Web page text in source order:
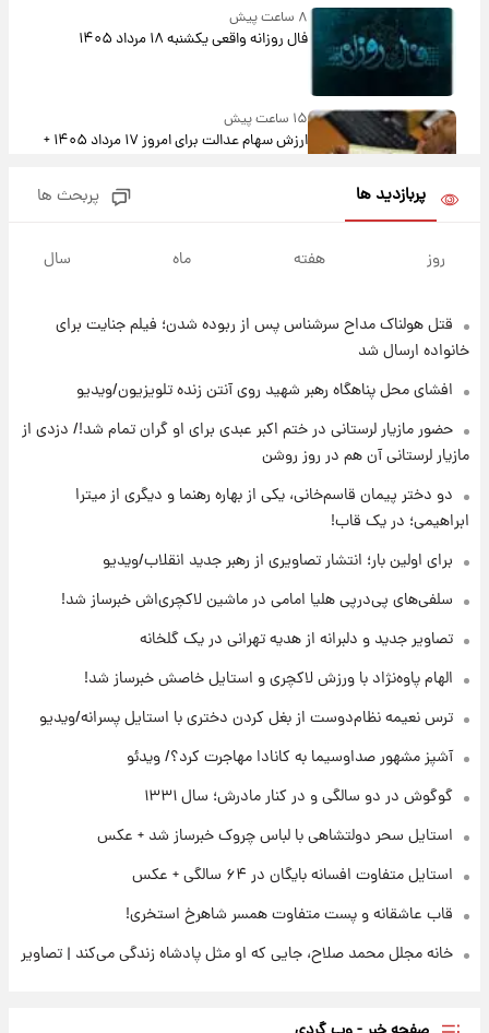
۸ ساعت پیش
فال روزانه واقعی یکشنبه ۱۸ مرداد ۱۴۰۵
۱۵ ساعت پیش
ارزش سهام عدالت برای امروز ۱۷ مرداد ۱۴۰۵ +
۱۹ ساعت پیش
۱۹ ساعت پیش
برای اولین بار؛ انتشار تصاویری از رهبر جدید
انقلاب/ویدیو
تصاویر عمامه بستن به شیوه خاتمی/ویدیو
۲۲ ساعت پیش
افشای محل پناهگاه‌ رهبر شهید روی آنتن زنده
تلویزیون/ویدیو
۲۳ ساعت پیش
ثریا اسفندیاری بعد از طلاق و در دیدار با گروه
پربازدید ها پربحث ها
روز هفته ماه سال
قتل هولناک مداح سرشناس پس از ربوده شدن؛ فیلم جنایت برای
خانواده ارسال شد
افشای محل پناهگاه‌ رهبر شهید روی آنتن زنده تلویزیون/ویدیو
حضور مازیار لرستانی در ختم اکبر عبدی برای او گران تمام شد!/ دزدی از
مازیار لرستانی آن هم در روز روشن
دو دختر پیمان قاسم‌خانی، یکی از بهاره رهنما و دیگری از میترا
ابراهیمی؛ در یک قاب!
برای اولین بار؛ انتشار تصاویری از رهبر جدید انقلاب/ویدیو
سلفی‌های پی‌درپی هلیا امامی در ماشین لاکچری‌اش خبرساز شد!
تصاویر جدید و دلبرانه از هدیه تهرانی در یک گلخانه
الهام پاوه‌نژاد با ورزش لاکچری و استایل خاصش خبرساز شد!
ترس نعیمه نظام‌دوست از بغل کردن دختری با استایل پسرانه/ویدیو
آشپز مشهور صداوسیما به کانادا مهاجرت کرد؟/ ویدئو
گوگوش در دو سالگی و در کنار مادرش؛ سال ۱۳۳۱
استایل سحر دولتشاهی با لباس چروک خبرساز شد + عکس
استایل متفاوت افسانه بایگان در ۶۴ سالگی + عکس
قاب عاشقانه و پست متفاوت همسر شاهرخ استخری!
خانه مجلل محمد صلاح، جایی که او مثل پادشاه زندگی می‌کند | تصاویر